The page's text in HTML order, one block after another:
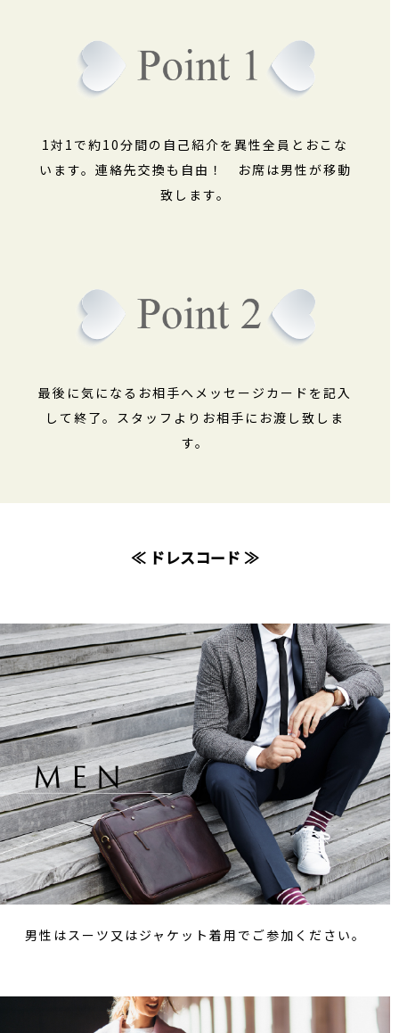
1対1で約10分間の自己紹介を異性全員とおこな
います。連絡先交換も自由！ お席は男性が移動
致します。
最後に気になるお相手へメッセージカードを記入
して終了。スタッフよりお相手にお渡し致しま
す。
≪ ドレスコード ≫
男性はスーツ又はジャケット着用でご参加ください。